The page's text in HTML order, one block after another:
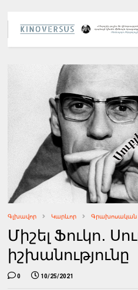
Գլխավոր Կարևոր Գրախոսական
Միշել Ֆուկո․
իշխանությունը
0 10/25/2021